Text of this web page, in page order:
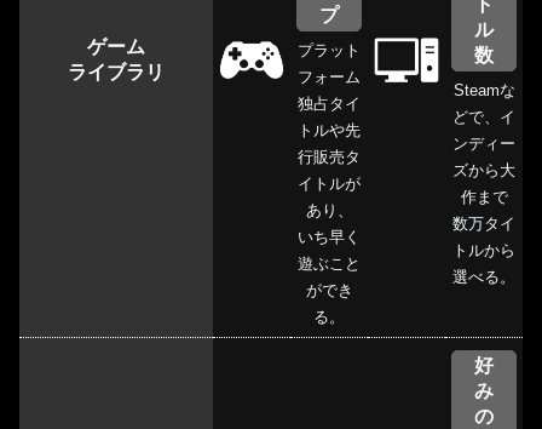
ゲーム
ライブラリ
プ
プラット
フォーム
独占タイ
トルや先
行販売タ
イトルが
あり、
いち早く
遊ぶこと
ができ
る。
ル
数
Steamな
どで、イ
ンディー
ズから大
作まで
数万タイ
トルから
選べる。
好
み
の